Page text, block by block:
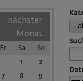
Fr Sa
So
1
2
7 8
9